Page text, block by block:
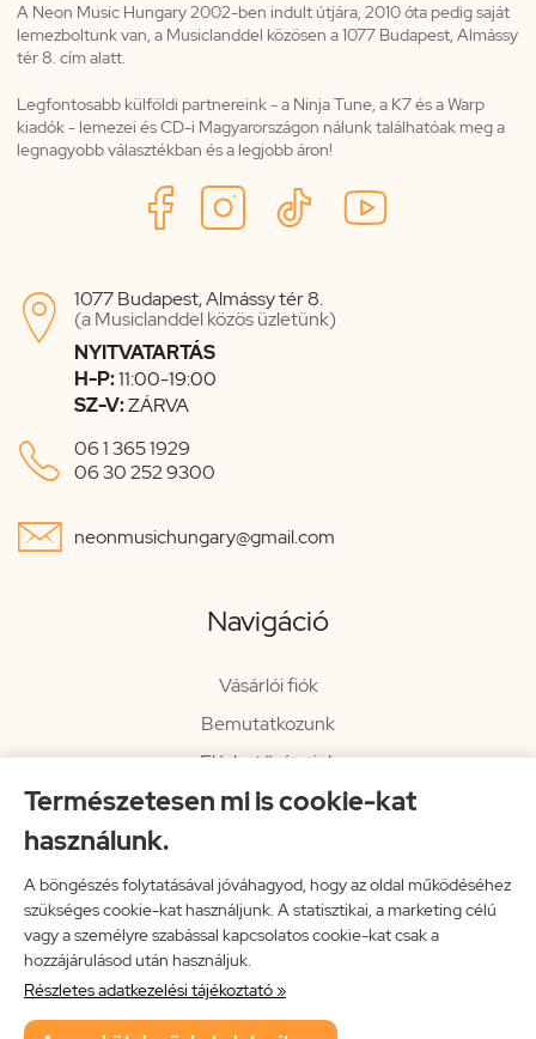
Természetesen mi is cookie-kat
használunk.
A böngészés folytatásával jóváhagyod, hogy az oldal működéséhez
szükséges cookie-kat használjunk. A statisztikai, a marketing célú
vagy a személyre szabással kapcsolatos cookie-kat csak a
hozzájárulásod után használjuk.
Részletes adatkezelési tájékoztató »
A Neon Music Hungary 2002-ben indult útjára, 2010 óta pedig saját
lemezboltunk van, a Musiclanddel közösen a 1077 Budapest, Almássy
tér 8. cím alatt.
Legfontosabb külföldi partnereink - a Ninja Tune, a K7 és a Warp
kiadók - lemezei és CD-i Magyarországon nálunk találhatóak meg a
legnagyobb választékban és a legjobb áron!

1077 Budapest, Almássy tér 8.
(a Musiclanddel közös üzletünk)
NYITVATARTÁS
H-P:11:00-19:00
SZ-V:ZÁRVA
 06 1 365 1929
06 30 252 9300
 neonmusichungary@gmail.com
Navigáció
Vásárlói fiók
Bemutatkozunk
Elérhetőségeink
Hírlevél
Impresszum
Vissza a főoldalra
Neon Music Hungary Bt.